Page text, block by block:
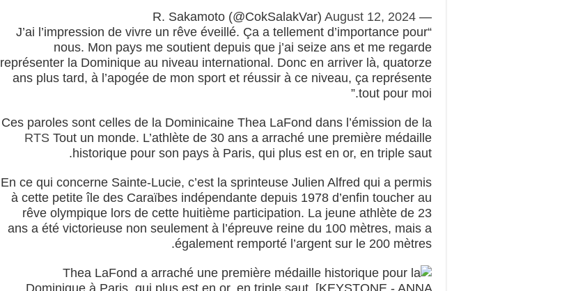
— R. Sakamoto (@CokSalakVar)
August 12, 2024
“J’ai l’impression de vivre un rêve éveillé. Ça a tellement d’importance pour
nous. Mon pays me soutient depuis que j’ai seize ans et me regarde
représenter la Dominique au niveau international. Donc en arriver là, quatorze
ans plus tard, à l’apogée de mon sport et réussir à ce niveau, ça représente
tout pour moi.”
Ces paroles sont celles de la Dominicaine Thea LaFond dans l’émission de la
RTS Tout un monde. L’athlète de 30 ans a arraché une première médaille
historique pour son pays à Paris, qui plus est en or, en triple saut.
En ce qui concerne Sainte-Lucie, c’est la sprinteuse Julien Alfred qui a permis
à cette petite île des Caraïbes indépendante depuis 1978 d’enfin toucher au
rêve olympique lors de cette huitième participation. La jeune athlète de 23
ans a été victorieuse non seulement à l’épreuve reine du 100 mètres, mais a
également remporté l’argent sur le 200 mètres.